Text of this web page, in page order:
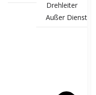
Drehleiter
Außer Dienst